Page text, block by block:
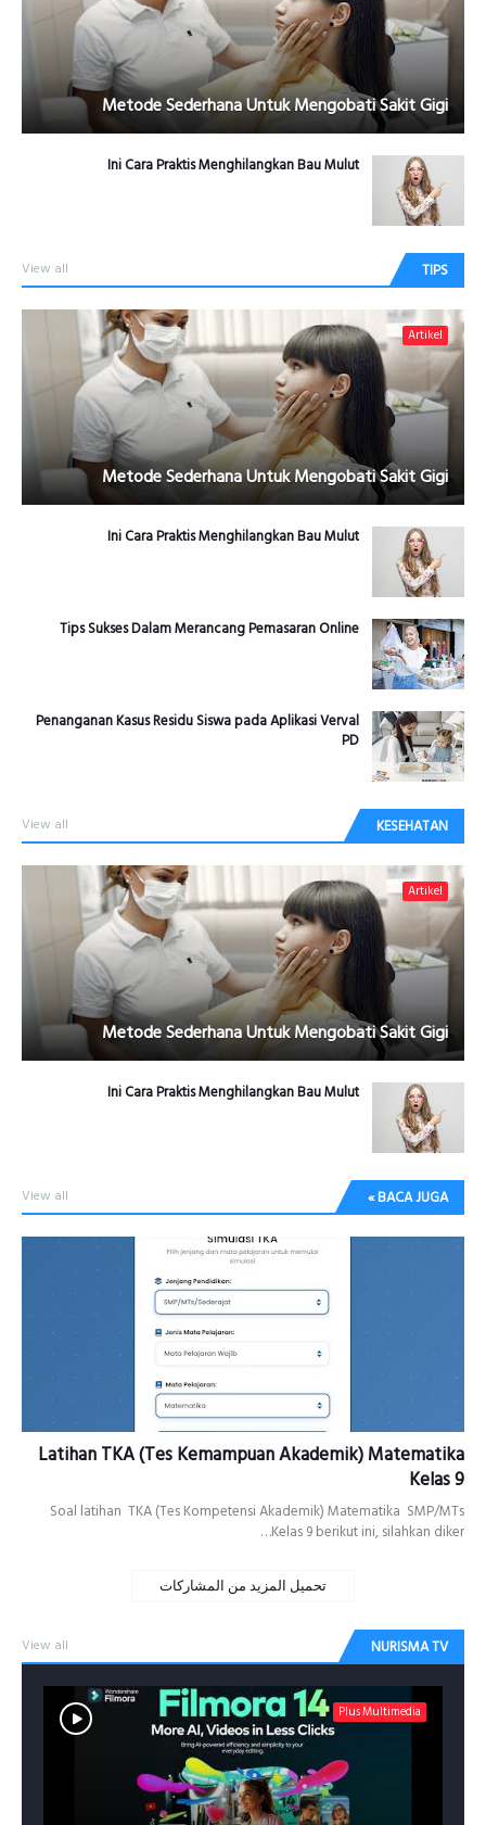
Metode Sederhana Untuk Mengobati Sakit Gigi
Ini Cara Praktis Menghilangkan Bau Mulut
TIPS
View all
Artikel
Metode Sederhana Untuk Mengobati Sakit Gigi
Ini Cara Praktis Menghilangkan Bau Mulut
Tips Sukses Dalam Merancang Pemasaran Online
Penanganan Kasus Residu Siswa pada Aplikasi Verval
PD
KESEHATAN
View all
Artikel
Metode Sederhana Untuk Mengobati Sakit Gigi
Ini Cara Praktis Menghilangkan Bau Mulut
BACA JUGA »
View all
Latihan TKA (Tes Kemampuan Akademik) Matematika
Kelas 9
Soal latihan TKA (Tes Kompetensi Akademik) Matematika SMP/MTs
Kelas 9 berikut ini, silahkan diker…
تحميل المزيد من المشاركات
NURISMA TV
View all
Plus Multimedia